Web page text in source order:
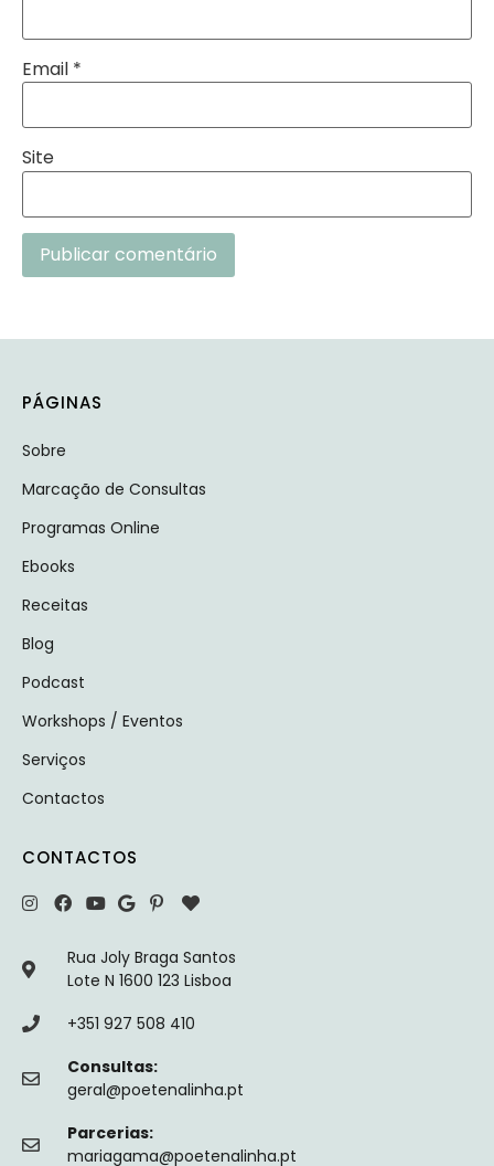
Email *
Site
PÁGINAS
Sobre
Marcação de Consultas
Programas Online
Ebooks
Receitas
Blog
Podcast
Workshops / Eventos
Serviços
Contactos
CONTACTOS
Rua Joly Braga Santos
Lote N 1600 123 Lisboa
+351 927 508 410
Consultas:
geral@poetenalinha.pt
Parcerias:
mariagama@poetenalinha.pt